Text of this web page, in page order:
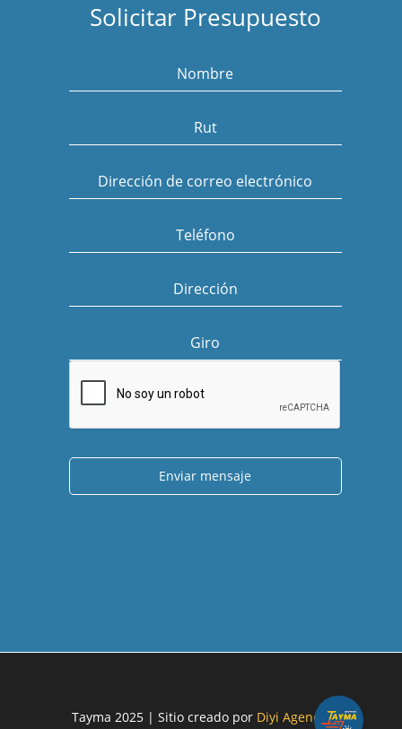
Solicitar Presupuesto
Nombre
Rut
Dirección de correo electrónico
Teléfono
Dirección
Giro
Enviar mensaje
Tayma 2025 | Sitio creado por Diyi Agencia